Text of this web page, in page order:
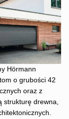
Hörmann
o grubości 42
oraz z
strukturę drewna,